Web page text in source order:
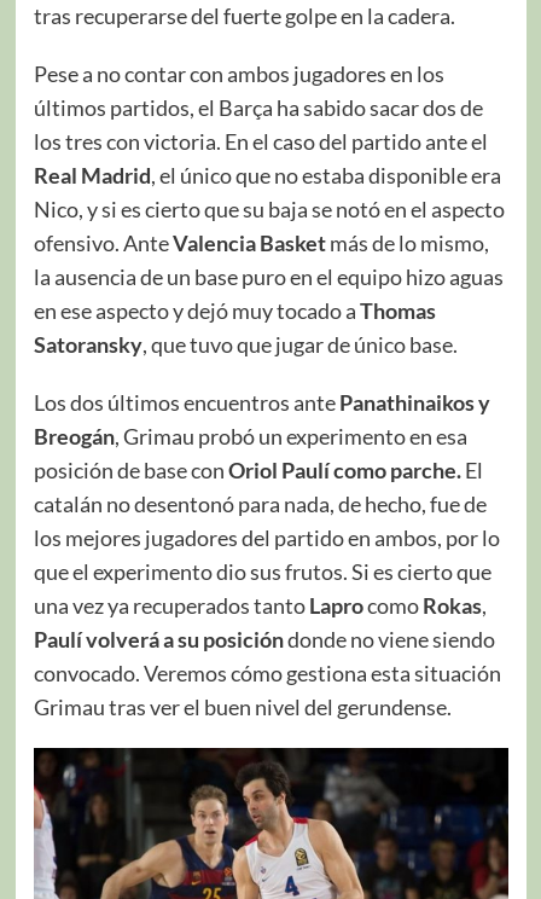
tras recuperarse del fuerte golpe en la cadera.
Pese a no contar con ambos jugadores en los
últimos partidos, el Barça ha sabido sacar dos de
los tres con victoria. En el caso del partido ante el
Real Madrid, el único que no estaba disponible era
Nico, y si es cierto que su baja se notó en el aspecto
ofensivo. AnteValencia Basketmás de lo mismo,
la ausencia de un base puro en el equipo hizo aguas
en ese aspecto y dejó muy tocado aThomas
Satoransky, que tuvo que jugar de único base.
Los dos últimos encuentros antePanathinaikos y
Breogán, Grimau probó un experimento en esa
posición de base conOriol Paulí como parche.El
catalán no desentonó para nada, de hecho, fue de
los mejores jugadores del partido en ambos, por lo
que el experimento dio sus frutos. Si es cierto que
una vez ya recuperados tantoLaprocomoRokas,
Paulí volverá a su posicióndonde no viene siendo
convocado. Veremos cómo gestiona esta situación
Grimau tras ver el buen nivel del gerundense.